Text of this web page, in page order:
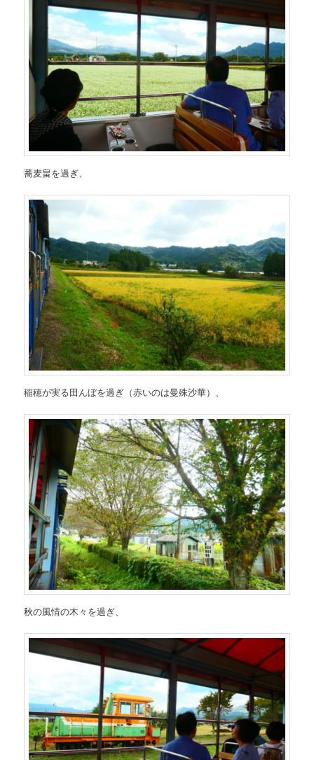
蕎麦畠を過ぎ、
稲穂が実る田んぼを過ぎ（赤いのは曼殊沙華）、
秋の風情の木々を過ぎ、